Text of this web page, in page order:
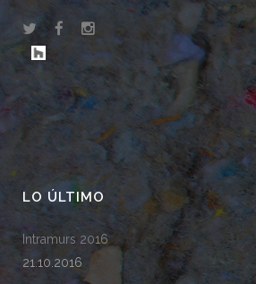
LO ÚLTIMO
Intramurs 2016
21.10.2016